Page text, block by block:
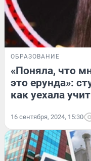
ОБРАЗОВАНИЕ
«Поняла, что
это ерунда»:
как уехала
16 сентября, 2024, 15:30